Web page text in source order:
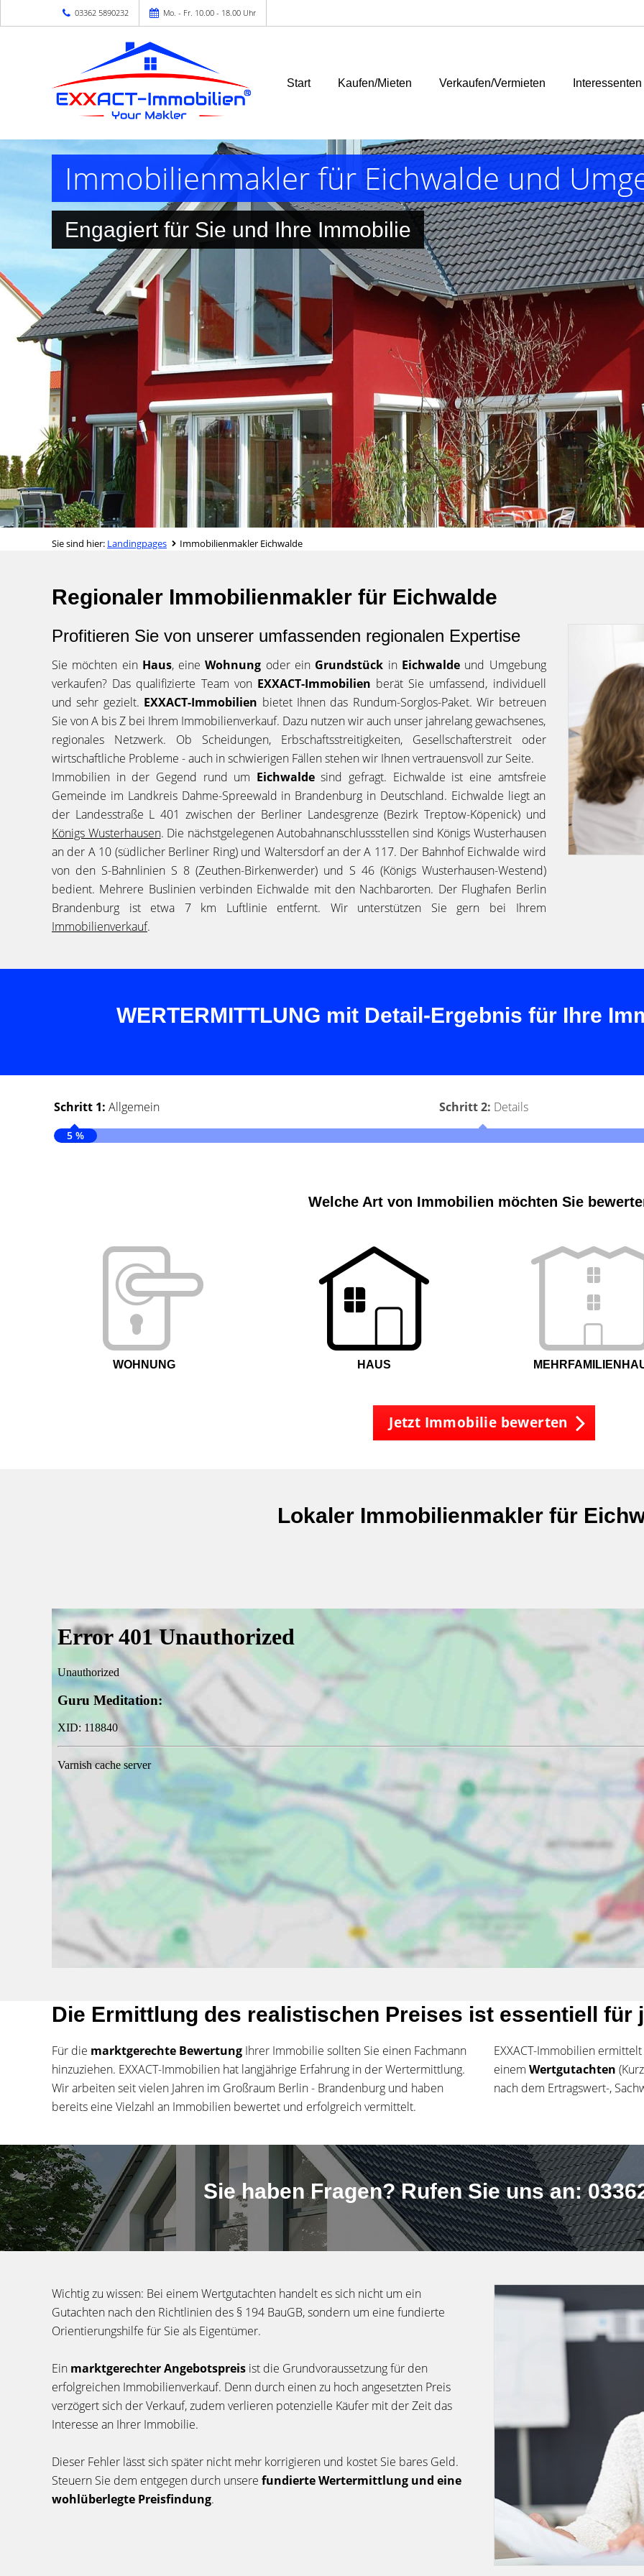
03362 5890232 Mo. - Fr. 10.00 - 18.00 Uhr
Start Kaufen/Mieten Verkaufen/Vermieten Interessenten
Immobilienmakler für Eichwalde und
Engagiert für Sie und Ihre Immobilie
Sie sind hier: Landingpages Immobilienmakler Eichwalde
Regionaler Immobilienmakler für Eichwalde
Profitieren Sie von unserer umfassenden regionalen Expertise
Sie möchten ein Haus, eineWohnung oder ein Grundstück in Eichwaldeund Umgebung
verkaufen? Das qualifizierte Team von EXXACT-Immobilien berät Sie umfassend, individuell
und sehr gezielt. EXXACT-Immobilien bietet Ihnen das Rundum-Sorglos-Paket. Wir betreuen
Sie von A bis Z bei Ihrem Immobilienverkauf. Dazu nutzen wir auch unser jahrelang gewachsenes,
regionales Netzwerk. Ob Scheidungen, Erbschaftsstreitigkeiten, Gesellschafterstreit oder
wirtschaftliche Probleme - auch in schwierigen Fällen stehen wir Ihnen vertrauensvoll zur Seite.
Immobilien in der Gegend rund um Eichwaldesind gefragt. Eichwalde ist eine amtsfreie
Gemeinde im Landkreis Dahme-Spreewald in Brandenburg in Deutschland. Eichwalde liegt an
der Landesstraße L 401 zwischen der Berliner Landesgrenze (Bezirk Treptow-Köpenick) und
Königs Wusterhausen. Die nächstgelegenen Autobahnanschlussstellen sind Königs Wusterhausen
an der A 10 (südlicher Berliner Ring) und Waltersdorf an der A 117. Der Bahnhof Eichwalde wird
von den S-Bahnlinien S 8 (Zeuthen-Birkenwerder) und S 46 (Königs Wusterhausen-Westend)
bedient. Mehrere Buslinien verbinden Eichwalde mit den Nachbarorten. Der Flughafen Berlin
Brandenburg ist etwa 7 km Luftlinie entfernt. Wir unterstützen Sie gern bei Ihrem
Immobilienverkauf.
WERTERMITTLUNG mit Detail-Ergebnis für Ihre
Schritt 1: Allgemein Schritt 2: Details
5 %
Welche Art von Immobilien möchten Sie
WOHNUNG HAUS
Jetzt Immobilie bewerten
Lokaler Immobilienmakler für
Die Ermittlung des realistischen Preises ist essentiell für
Für die marktgerechte Bewertung Ihrer Immobilie sollten Sie einen Fachmann
hinzuziehen. EXXACT-Immobilien hat langjährige Erfahrung in der Wertermittlung.
Wir arbeiten seit vielen Jahren im Großraum Berlin - Brandenburg und haben
bereits eine Vielzahl an Immobilien bewertet und erfolgreich vermittelt.
EXXACT-Immobilien
einem Wertgutachten
nach dem Ertragswert-,
Sie haben Fragen? Rufen Sie uns an:
Wichtig zu wissen: Bei einem Wertgutachten handelt es sich nicht um ein
Gutachten nach den Richtlinien des § 194 BauGB, sondern um eine fundierte
Orientierungshilfe für Sie als Eigentümer.
Ein marktgerechter Angebotspreis ist die Grundvoraussetzung für den
erfolgreichen Immobilienverkauf. Denn durch einen zu hoch angesetzten Preis
verzögert sich der Verkauf, zudem verlieren potenzielle Käufer mit der Zeit das
Interesse an Ihrer Immobilie.
Dieser Fehler lässt sich später nicht mehr korrigieren und kostet Sie bares Geld.
Steuern Sie dem entgegen durch unsere fundierte Wertermittlung und eine
wohlüberlegte Preisfindung.